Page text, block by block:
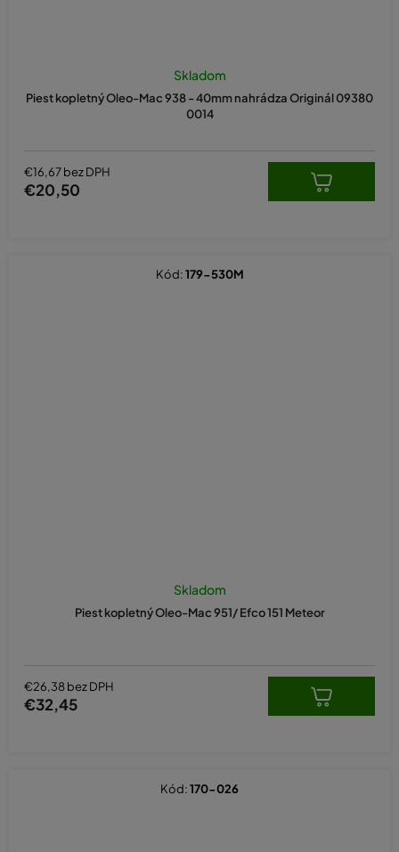
Piest kopletný Oleo-Mac 938 - 40mm nahrádza Originál 09380
0014
Skladom
€16,67 bez DPH
€20,50
Piest kopletný Oleo-Mac 951/ Efco 151 Meteor
Skladom
€26,38 bez DPH
€32,45
Kód:179-530M
Kód:170-026